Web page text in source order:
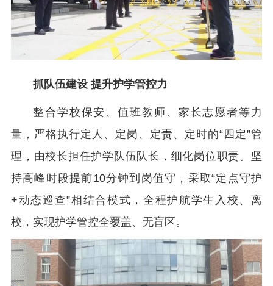
抓队伍建设 提升护学管控力
整合学校保安、值班教师、家长志愿者等力
量，严格执行定人、定岗、定责、定时的“四定”管
理，由校长担任护学队伍队长，细化岗位职责。坚
持高峰时段提前10分钟到岗值守，采取“定点守护
+动态巡查”相结合模式，全程护航学生入校、离
校，实现护学管控全覆盖、无盲区。